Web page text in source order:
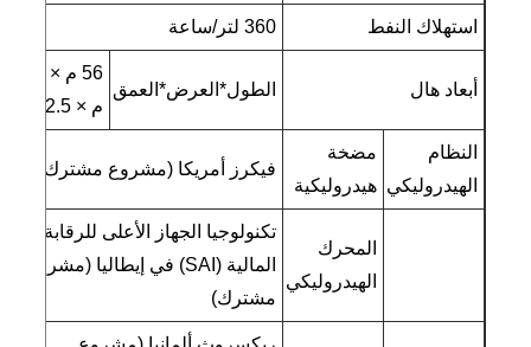
استهلاك النفط 360 لتر/ساعة
أبعاد هال الطول*العرض*العمق
م × 2.5 م
النظام
الهيدروليكي
مضخة
هيدروليكية
فيكرز أمريكا (مشروع مشترك)
المحرك
الهيدروليكي
تكنولوجيا الجهاز الأعلى للرقابة
المالية (SAI) في إيطاليا (مشروع
مشترك)